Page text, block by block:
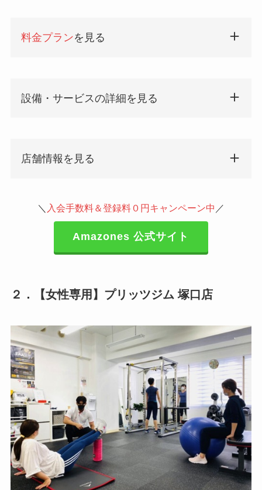
料金プランを見る
設備・サービスの詳細を見る
店舗情報を見る
＼ 入会手数料＆登録料０円キャンペーン中 ／
Amazones 公式サイト
２．【女性専用】プリッツジム 塚口店